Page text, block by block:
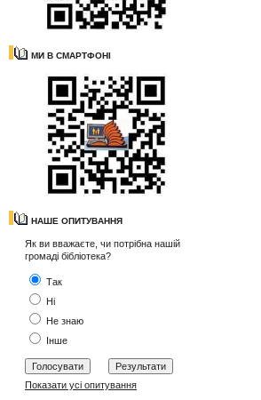
МИ В СМАРТФОНІ
НАШЕ ОПИТУВАННЯ
Як ви вважаєте, чи потрібна нашій
громаді бібліотека?
Так
Ні
Не знаю
Інше
Показати усі опитування